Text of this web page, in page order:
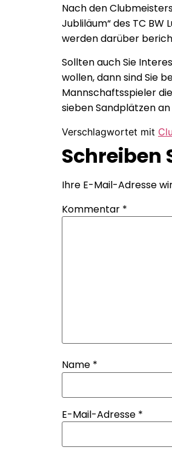
Nach den
Jubliläum“ des TC
werden darüber
Sollten auch Sie
wollen, dann sind Sie
Mannschaftsspieler
sieben Sandplätzen
Verschlagwortet mit
Schreiben
Ihre E-Mail-Adresse
Kommentar *
Name *
E-Mail-Adresse *